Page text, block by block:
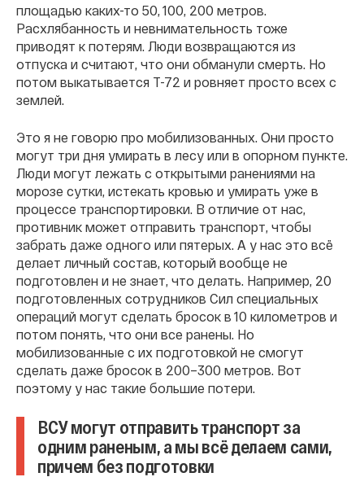
площадью каких-то 50, 100, 200 метров.
Расхлябанность и невнимательность тоже
приводят к потерям. Люди возвращаются из
отпуска и считают, что они обманули смерть. Но
потом выкатывается Т-72 и ровняет просто всех с
землей.
Это я не говорю про мобилизованных. Они просто
могут три дня умирать в лесу или в опорном пункте.
Люди могут лежать с открытыми ранениями на
морозе сутки, истекать кровью и умирать уже в
процессе транспортировки. В отличие от нас,
противник может отправить транспорт, чтобы
забрать даже одного или пятерых. А у нас это всё
делает личный состав, который вообще не
подготовлен и не знает, что делать. Например, 20
подготовленных сотрудников Сил специальных
операций могут сделать бросок в 10 километров и
потом понять, что они все ранены. Но
мобилизованные с их подготовкой не смогут
сделать даже бросок в 200–300 метров. Вот
поэтому у нас такие большие потери.
ВСУ могут отправить транспорт за
одним раненым, а мы всё делаем сами,
причем без подготовки